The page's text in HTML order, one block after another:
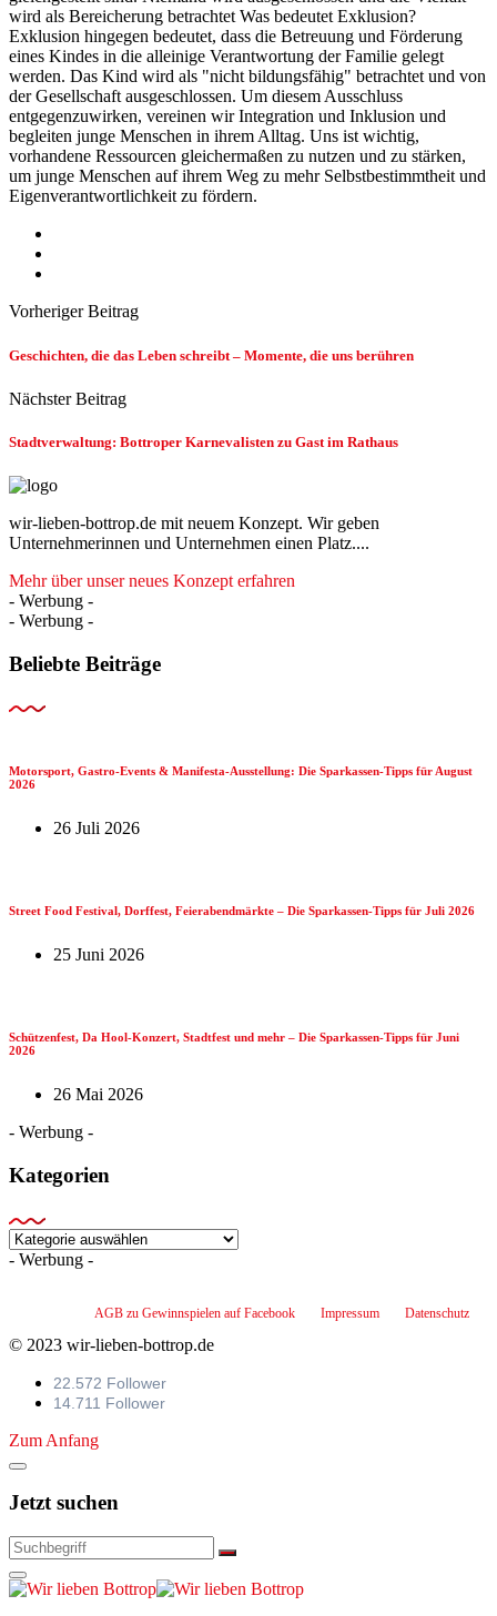
wird als Bereicherung betrachtet Was bedeutet Exklusion?
Exklusion hingegen bedeutet, dass die Betreuung und Förderung
eines Kindes in die alleinige Verantwortung der Familie gelegt
werden. Das Kind wird als "nicht bildungsfähig" betrachtet und von
der Gesellschaft ausgeschlossen. Um diesem Ausschluss
entgegenzuwirken, vereinen wir Integration und Inklusion und
begleiten junge Menschen in ihrem Alltag. Uns ist wichtig,
vorhandene Ressourcen gleichermaßen zu nutzen und zu stärken,
um junge Menschen auf ihrem Weg zu mehr Selbstbestimmtheit und
Eigenverantwortlichkeit zu fördern.
Vorheriger Beitrag
Geschichten, die das Leben schreibt – Momente, die uns berühren
Nächster Beitrag
Stadtverwaltung: Bottroper Karnevalisten zu Gast im Rathaus
wir-lieben-bottrop.de mit neuem Konzept. Wir geben
Unternehmerinnen und Unternehmen einen Platz....
Mehr über unser neues Konzept erfahren
- Werbung -
- Werbung -
Beliebte Beiträge
Motorsport, Gastro-Events & Manifesta-Ausstellung: Die Sparkassen-Tipps für August
2026
26 Juli 2026
Street Food Festival, Dorffest, Feierabendmärkte – Die Sparkassen-Tipps für Juli 2026
25 Juni 2026
Schützenfest, Da Hool-Konzert, Stadtfest und mehr – Die Sparkassen-Tipps für Juni
2026
26 Mai 2026
- Werbung -
Kategorien
Kategorien
- Werbung -
AGB zu Gewinnspielen auf Facebook Impressum Datenschutz
© 2023 wir-lieben-bottrop.de
22.572 Follower
14.711 Follower
Zum Anfang
Jetzt suchen